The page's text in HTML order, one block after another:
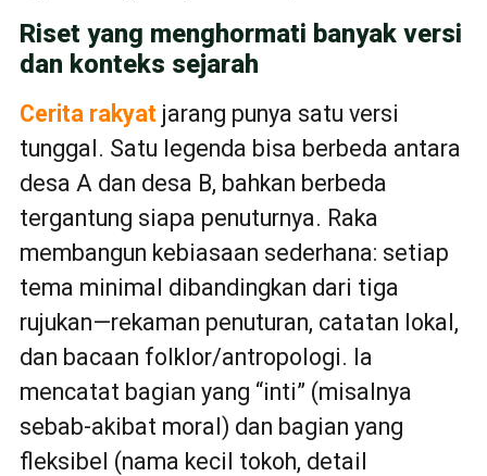
Riset yang menghormati banyak versi
dan konteks sejarah
Cerita rakyat jarang punya satu versi
tunggal. Satu legenda bisa berbeda antara
desa A dan desa B, bahkan berbeda
tergantung siapa penuturnya. Raka
membangun kebiasaan sederhana: setiap
tema minimal dibandingkan dari tiga
rujukan—rekaman penuturan, catatan lokal,
dan bacaan folklor/antropologi. Ia
mencatat bagian yang “inti” (misalnya
sebab-akibat moral) dan bagian yang
fleksibel (nama kecil tokoh, detail